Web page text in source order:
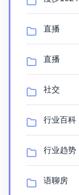
直播
直播
社交
行业百科
行业趋势
语聊房